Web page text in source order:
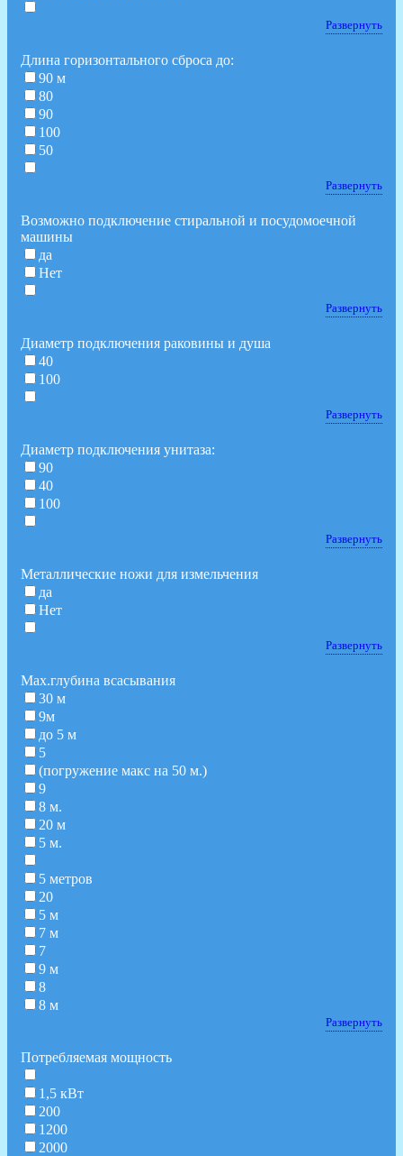
Развернуть
Длина горизонтального сброса до:
90 м
80
90
100
50
Развернуть
Возможно подключение стиральной и посудомоечной
машины
да
Нет
Развернуть
Диаметр подключения раковины и душа
40
100
Развернуть
Диаметр подключения унитаза:
90
40
100
Развернуть
Металлические ножи для измельчения
да
Нет
Развернуть
Мах.глубина всасывания
30 м
9м
до 5 м
5
(погружение макс на 50 м.)
9
8 м.
20 м
5 м.
5 метров
20
5 м
7 м
7
9 м
8
8 м
Развернуть
Потребляемая мощность
1,5 кВт
200
1200
2000